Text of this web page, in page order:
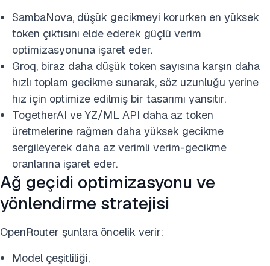
SambaNova, düşük gecikmeyi korurken en yüksek
token çıktısını elde ederek güçlü verim
optimizasyonuna işaret eder.
Groq, biraz daha düşük token sayısına karşın daha
hızlı toplam gecikme sunarak, söz uzunluğu yerine
hız için optimize edilmiş bir tasarımı yansıtır.
TogetherAI ve YZ/ML API daha az token
üretmelerine rağmen daha yüksek gecikme
sergileyerek daha az verimli verim-gecikme
oranlarına işaret eder.
Ağ geçidi optimizasyonu ve
yönlendirme stratejisi
OpenRouter şunlara öncelik verir:
Model çeşitliliği,